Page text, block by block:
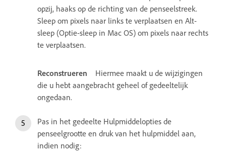
opzij, haaks op de richting van de penseelstreek.
Sleep om pixels naar links te verplaatsen en Alt-
sleep (Optie-sleep in Mac OS) om pixels naar rechts
te verplaatsen.
Reconstrueren
Hiermee maakt u de wijzigingen
die u hebt aangebracht geheel of gedeeltelijk
ongedaan.
Pas in het gedeelte Hulpmiddelopties de
penseelgrootte en druk van het hulpmiddel aan,
indien nodig: